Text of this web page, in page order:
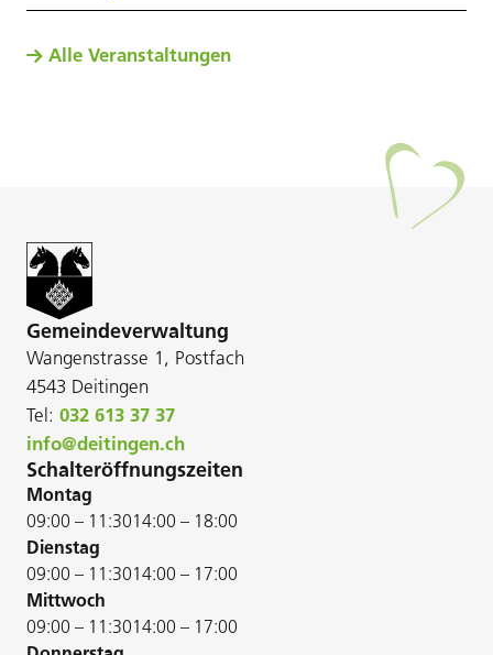
Alle Veranstaltungen
Gemeindeverwaltung
Wangenstrasse 1, Postfach
4543 Deitingen
Tel: 032 613 37 37
info@deitingen.ch
Schalteröffnungszeiten
Montag
09:00 – 11:3014:00 – 18:00
Dienstag
09:00 – 11:3014:00 – 17:00
Mittwoch
09:00 – 11:3014:00 – 17:00